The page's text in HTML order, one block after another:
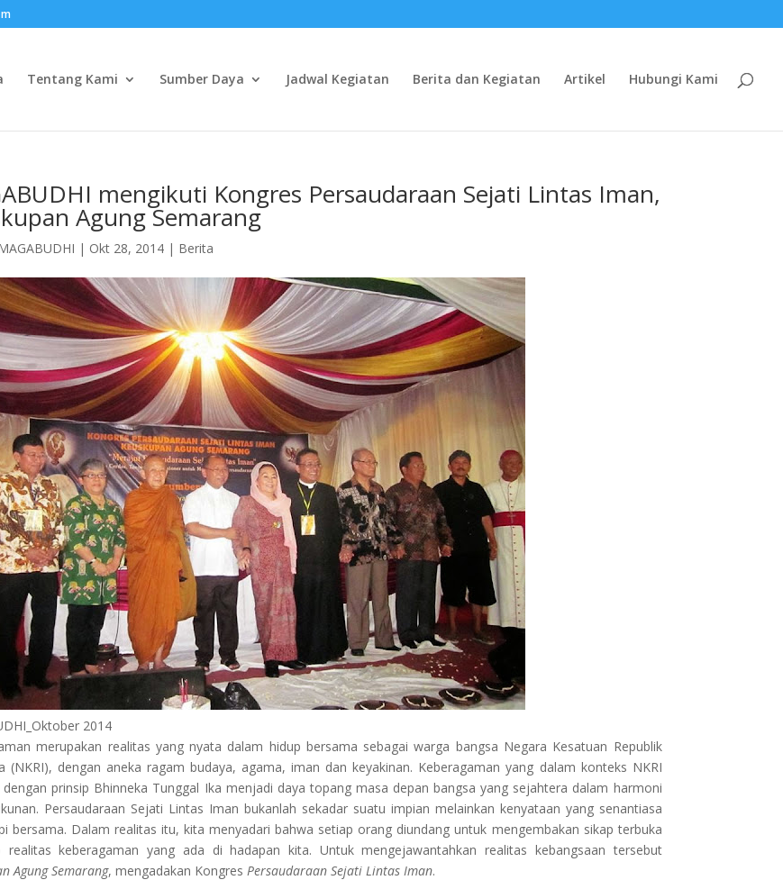
Tentang Kami Sumber Daya Jadwal Kegiatan Berita dan Kegiatan Artikel Hubungi Kami
mengikuti Kongres Persaudaraan Sejati Lintas Iman,
Agung Semarang
| Okt 28, 2014| Berita
2014
merupakan realitas yang nyata dalam hidup bersama sebagai warga bangsa Negara Kesatuan Republik
(NKRI), dengan aneka ragam budaya, agama, iman dan keyakinan. Keberagaman yang dalam konteks NKRI
dengan prinsip Bhinneka Tunggal Ika menjadi daya topang masa depan bangsa yang sejahtera dalam harmoni
Persaudaraan Sejati Lintas Iman bukanlah sekadar suatu impian melainkan kenyataan yang senantiasa
bersama. Dalam realitas itu, kita menyadari bahwa setiap orang diundang untuk mengembakan sikap terbuka
realitas keberagaman yang ada di hadapan kita. Untuk mengejawantahkan realitas kebangsaan tersebut
Agung Semarang, mengadakan Kongres Persaudaraan Sejati Lintas Iman.